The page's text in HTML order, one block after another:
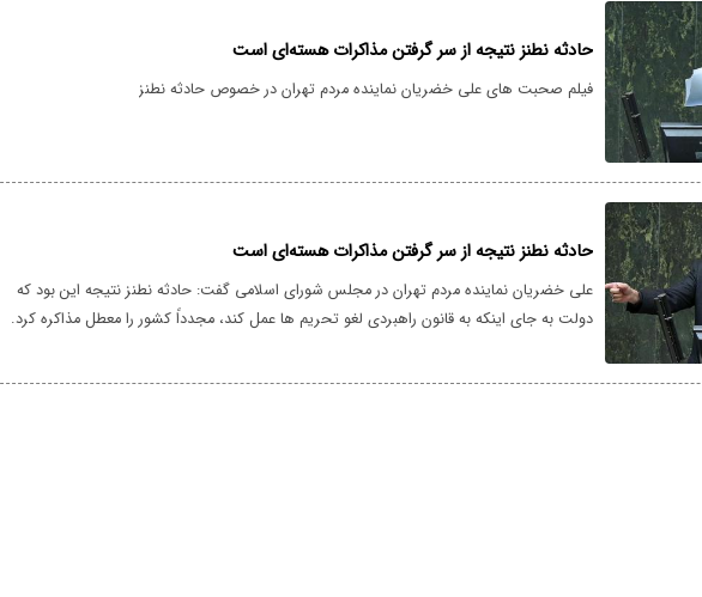
حادثه نطنز نتیجه از سر گرفتن مذاکرات هسته‌ای است
فیلم صحبت های علی خضریان نماینده مردم تهران در خصوص حادثه نطنز
حادثه نطنز نتیجه از سر گرفتن مذاکرات هسته‌ای است
علی خضریان نماینده مردم تهران در مجلس شورای اسلامی گفت: حادثه نطنز نتیجه این بود که
دولت به جای اینکه به قانون راهبردی لغو تحریم ها عمل کند، مجدداً کشور را معطل مذاکره کرد.